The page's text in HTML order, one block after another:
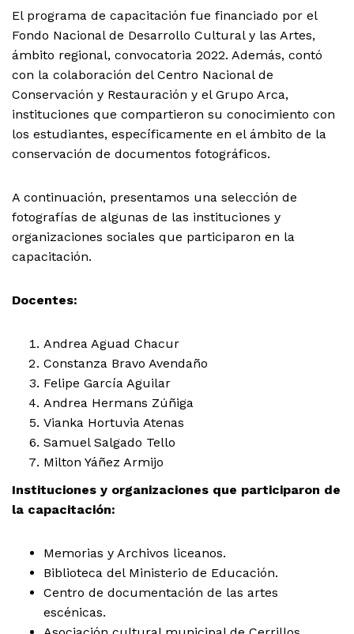
El programa de capacitación fue financiado por el
Fondo Nacional de Desarrollo Cultural y las Artes,
ámbito regional, convocatoria 2022. Además, contó
con la colaboración del Centro Nacional de
Conservación y Restauración y el Grupo Arca,
instituciones que compartieron su conocimiento con
los estudiantes, específicamente en el ámbito de la
conservación de documentos fotográficos.
A continuación, presentamos una selección de
fotografías de algunas de las instituciones y
organizaciones sociales que participaron en la
capacitación.
Docentes:
Andrea Aguad Chacur
Constanza Bravo Avendaño
Felipe García Aguilar
Andrea Hermans Zúñiga
Vianka Hortuvia Atenas
Samuel Salgado Tello
Milton Yáñez Armijo
Instituciones y organizaciones que participaron de
la capacitación:
Memorias y Archivos liceanos.
Biblioteca del Ministerio de Educación.
Centro de documentación de las artes
escénicas.